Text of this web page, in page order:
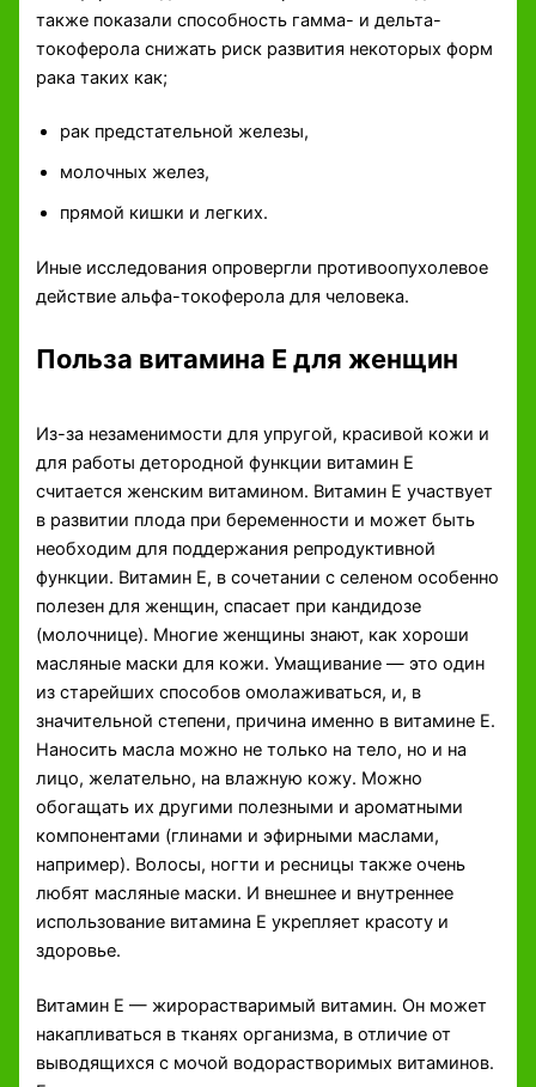
также показали способность гамма- и дельта-
токоферола снижать риск развития некоторых форм
рака таких как;
рак предстательной железы,
молочных желез,
прямой кишки и легких.
Иные исследования опровергли противоопухолевое
действие альфа-токоферола для человека.
Польза витамина Е для женщин
Из-за незаменимости для упругой, красивой кожи и
для работы детородной функции витамин Е
считается женским витамином. Витамин Е участвует
в развитии плода при беременности и может быть
необходим для поддержания репродуктивной
функции. Витамин Е, в сочетании с селеном особенно
полезен для женщин, спасает при кандидозе
(молочнице). Многие женщины знают, как хороши
масляные маски для кожи. Умащивание — это один
из старейших способов омолаживаться, и, в
значительной степени, причина именно в витамине Е.
Наносить масла можно не только на тело, но и на
лицо, желательно, на влажную кожу. Можно
обогащать их другими полезными и ароматными
компонентами (глинами и эфирными маслами,
например). Волосы, ногти и ресницы также очень
любят масляные маски. И внешнее и внутреннее
использование витамина Е укрепляет красоту и
здоровье.
Витамин Е — жирорастваримый витамин. Он может
накапливаться в тканях организма, в отличие от
выводящихся с мочой водорастворимых витаминов.